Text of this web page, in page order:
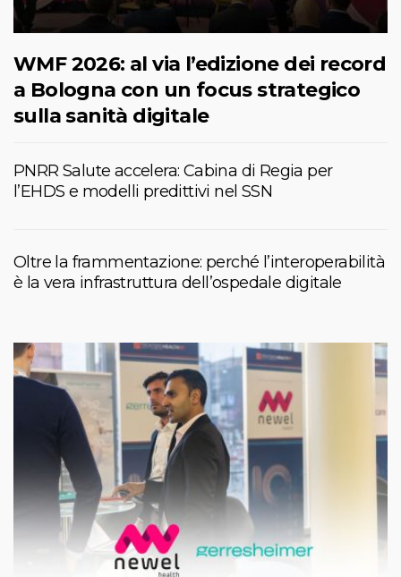
WMF 2026: al via l’edizione dei record
a Bologna con un focus strategico
sulla sanità digitale
PNRR Salute accelera: Cabina di Regia per
l’EHDS e modelli predittivi nel SSN
Oltre la frammentazione: perché l’interoperabilità
è la vera infrastruttura dell’ospedale digitale